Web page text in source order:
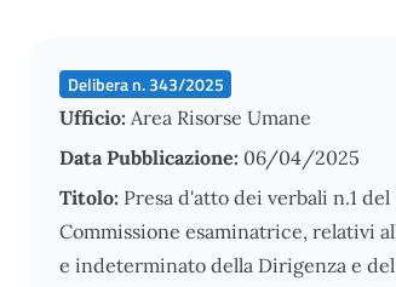
Delibera n. 343/2025
Ufficio: Area Risorse Umane
Data Pubblicazione: 06/04/2025
Titolo: Presa d'atto dei verbali n.1
Commissione esaminatrice, relativi
e indeterminato della Dirigenza e del